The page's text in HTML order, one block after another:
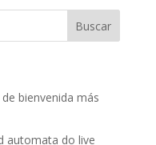
bienvenida más
automata do live